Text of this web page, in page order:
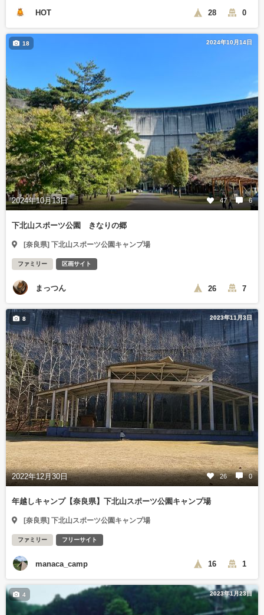
HOT 28 0
2024年10月14日
2024年10月13日 47 6
18
下北山スポーツ公園 きなりの郷
[奈良県] 下北山スポーツ公園キャンプ場
ファミリー 区画サイト
まっつん 26 7
2023年11月3日
2022年12月30日 26 0
8
年越しキャンプ【奈良県】下北山スポーツ公園キャンプ場
[奈良県] 下北山スポーツ公園キャンプ場
ファミリー フリーサイト
manaca_camp 16 1
2023年1月23日
4